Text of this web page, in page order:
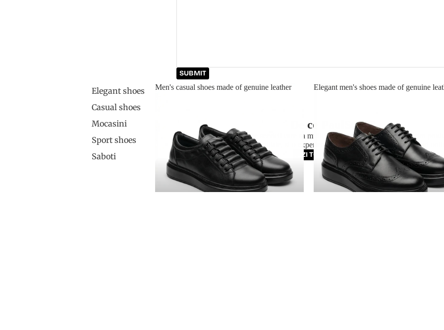
Elegant shoes
Casual shoes
Mocasini
Sport shoes
Saboti
Men's casual shoes made of genuine leather
Elegant men's shoes made of genuine
SUBMIT
De ce PaulStyle?
Punem accent pe servicii care sa multumeasca pe fiecare client. Oferim
cea mai inalta calitate, si o experienta sigura si usoara de cumparaturi
VEZI TOATE PRODUSELE